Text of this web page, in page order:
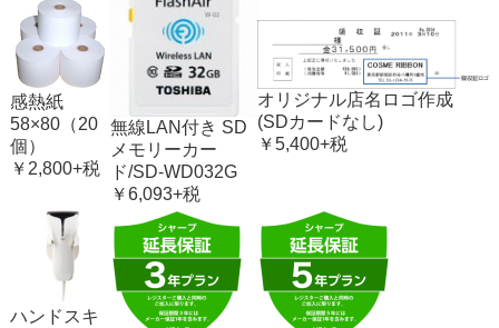
感熱紙
58×80（20
個）
￥2,800+税
無線LAN付き SD
メモリーカー
ド/SD-WD032G
￥6,093+税
オリジナル店名ロゴ作成
(SDカードなし)
￥5,400+税
ハンドスキ